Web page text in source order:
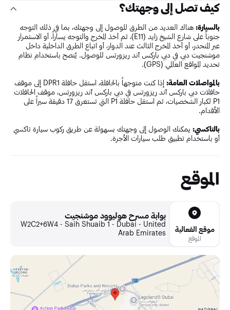
كيف تصل إلى وجهتك؟
بالسيارة: هناك العديد من الطرق للوصول إلى وجهتك، بما في ذلك التوجه
جنوباً على شارع الشيخ زايد (E11)، ثم أخذ المخرج والتوجه يساراً، أو الاستمرار
عبر المنحدر، أو أخذ المخرج الثالث عند الدوار، أو اتباع الطرق الداخلية داخل
موشنجيت دبي في دبي باركس آند ريزورتس للوصول. يُنصح باستخدام نظام
تحديد المواقع العالمي (GPS).
بالمواصلات العامة:
إذا كنت متوجهاً بالحافلة، استقل حافلة DPR1 إلى موقف
حافلات دبي باركس آند ريزورتس في دبي باركس آند ريزورتس، موقف الحافلات
P1 لكبار الشخصيات، ثم استقل حافلة P1 التي تستغرق 17 دقيقة سيراً على
الأقدام.
بالتاكسي: يمكنك الوصول إلى وجهتك بسهولة عن طريق ركوب سيارة تاكسي
أو باستخدام تطبيق طلب سيارات الأجرة.
الموقع
موقع الفعالية
الموقع
بوابة مسرح هوليوود موشنجيت
W2C2+6W4 - Saih Shuaib 1 - Dubai - United
Arab Emirates